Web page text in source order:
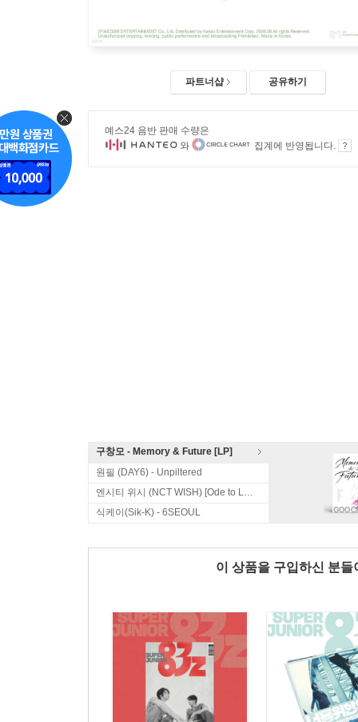
파트너샵 공유하기
예스24 음반 판매 수량은
와
집계에 반영됩니다.
구창모 - Memory & Future [LP]
원필 (DAY6) - Unpiltered
엔시티 위시 (NCT WISH) [Ode to Love]
식케이(Sik-K) - 6SEOUL
이 상품을 구입하신 분